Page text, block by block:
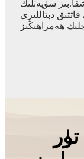
سۈپەتلىك
دېتاللىرى